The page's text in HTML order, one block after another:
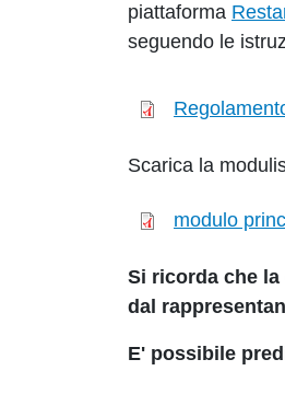
piattaforma
seguendo le
Scarica la
modulo
Si ricorda che
dal
E' possibile